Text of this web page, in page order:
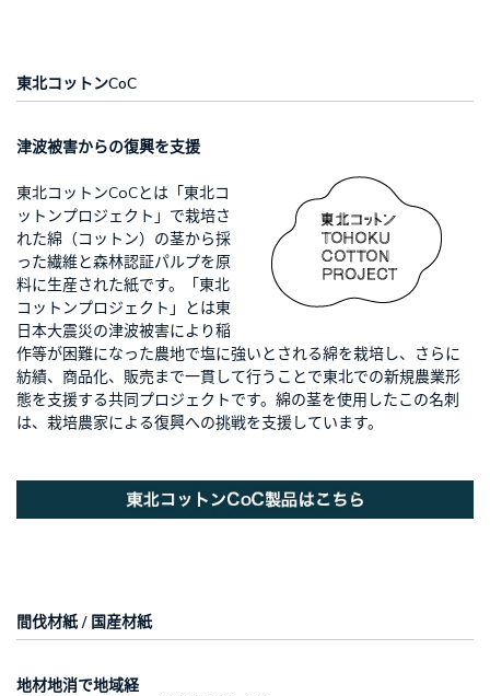
東北コットンCoC
津波被害からの復興を支援
東北コットンCoCとは「東北コ
ットンプロジェクト」で栽培さ
れた綿（コットン）の茎から採
った繊維と森林認証パルプを原
料に生産された紙です。「東北
コットンプロジェクト」とは東
日本大震災の津波被害により稲
作等が困難になった農地で塩に強いとされる綿を栽培し、さらに
紡績、商品化、販売まで一貫して行うことで東北での新規農業形
態を支援する共同プロジェクトです。綿の茎を使用したこの名刺
は、栽培農家による復興への挑戦を支援しています。
間伐材紙 / 国産材紙
地材地消で地域経